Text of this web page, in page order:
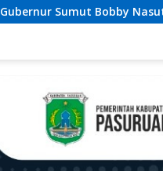
Fasilitas Kesehatan